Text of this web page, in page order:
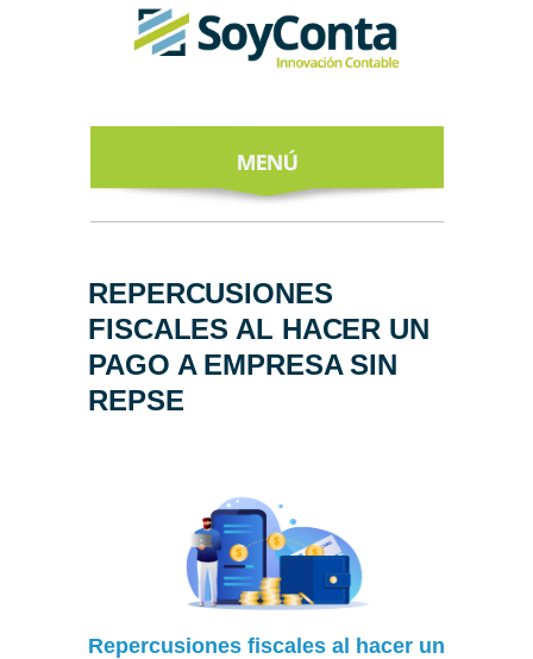
ACERCA DE
NUESTROS
EXPERTOS
AL NEWSLETTER
REPERCUSIONES
FISCALES AL HACER UN
PAGO A EMPRESA SIN
REPSE
Repercusiones fiscales al hacer un